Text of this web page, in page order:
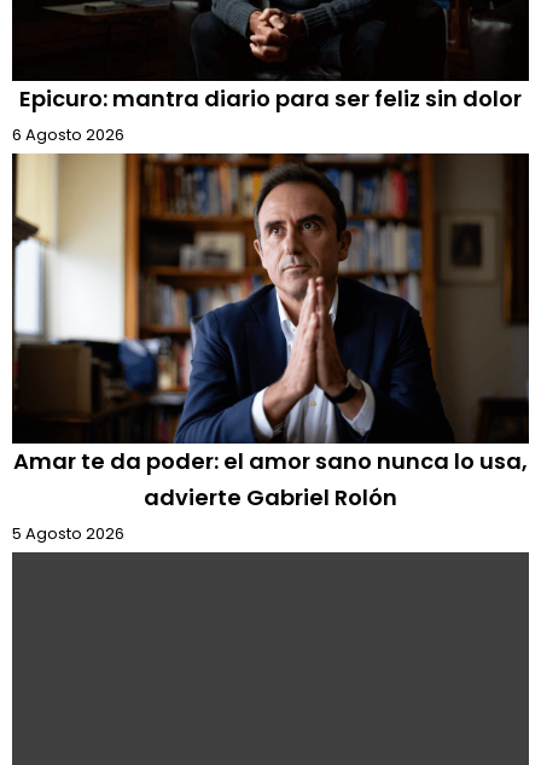
Epicuro: mantra diario para ser feliz sin dolor
6 Agosto 2026
Amar te da poder: el amor sano nunca lo usa,
advierte Gabriel Rolón
5 Agosto 2026